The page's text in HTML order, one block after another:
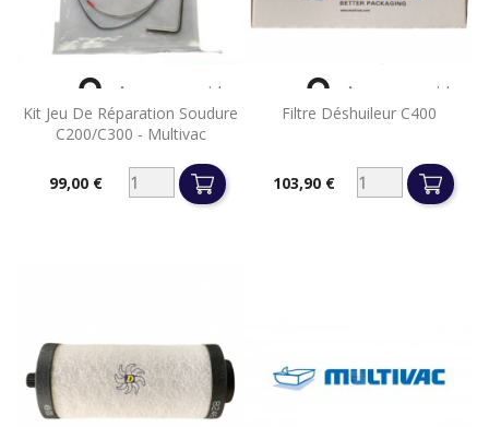
Kit Jeu De Réparation Soudure
C200/C300 - Multivac
Prix99,00 €
 Aperçu rapide
Filtre Déshuileur C400
Prix103,90 €
 Aperçu rapide